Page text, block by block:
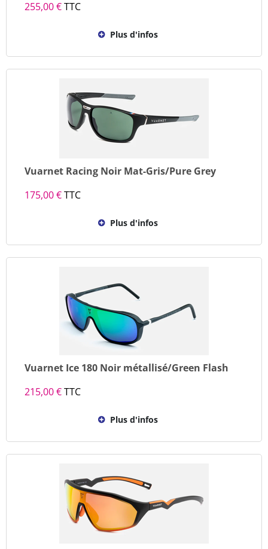
255,00 €TTC
Plus d'infos
Vuarnet Racing Noir Mat-Gris/Pure Grey
175,00 €TTC
Plus d'infos
Vuarnet Ice 180 Noir métallisé/Green Flash
215,00 €TTC
Plus d'infos